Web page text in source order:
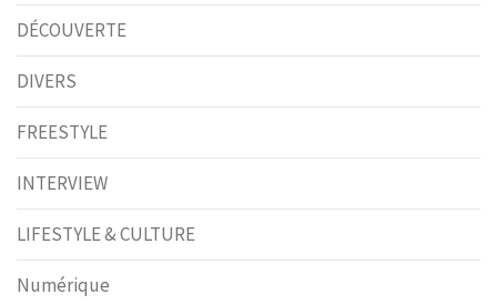
DÉCOUVERTE
DIVERS
FREESTYLE
INTERVIEW
LIFESTYLE & CULTURE
Numérique